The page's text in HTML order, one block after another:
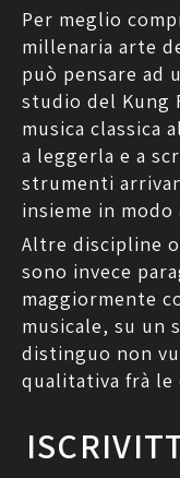
Per meglio
millenaria arte
può pensare ad
studio del Kung
musica classica
a leggerla e a
strumenti
insieme in modo
Altre discipline
sono invece
maggiormente
musicale, su un
distinguo non
qualitativa frà le